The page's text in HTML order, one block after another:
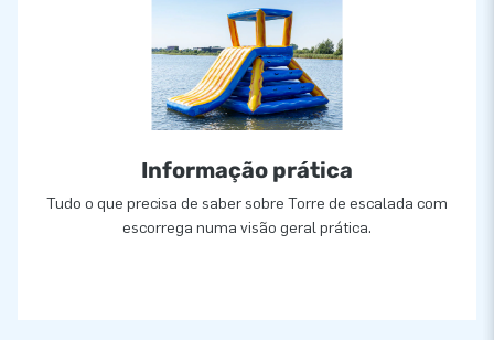
Informação prática
Tudo o que precisa de saber sobre Torre de escalada com
escorrega numa visão geral prática.